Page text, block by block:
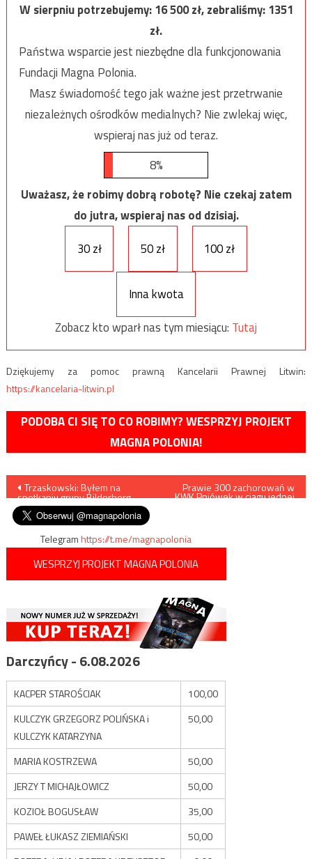
W sierpniu potrzebujemy:16 500zł, zebraliśmy:1351
zł.
Państwa wsparcie jest niezbędne dla funkcjonowania
Fundacji Magna Polonia.
Masz świadomość tego jak ważne jest przetrwanie
niezależnych ośrodków medialnych? Nie zwlekaj więc,
wspieraj nas już od teraz.
8%
Uważasz, że robimy dobrą robotę? Nie czekaj zatem
do jutra, wspieraj nas od dzisiaj.
30 zł
50 zł 100 zł
Inna kwota
Zobacz kto wparł nas tym miesiącu: Tutaj
Dziękujemy za pomoc prawną Kancelarii Prawnej Litwin:
https://kancelaria-litwin.pl
PODOBA CI SIĘ TO CO ROBIMY? WESPRZYJ PROJEKT
MAGNA POLONIA!
Nawigacja
wpisu
Trzaskowski: Byłem na
spotkaniu grupy Bilderberg
Prawie 300 zachorowań w
KWK Pniówek w ciągu jednej
Telegramhttps://t.me/magnapolonia
WESPRZYJ PROJEKT MAGNA POLONIA
Darczyńcy - 6.08.2026
KACPER STAROŚCIAK
100,00
KULCZYK GRZEGORZ POLIŃSKA i
KULCZYK KATARZYNA
50,00
MARIA KOSTRZEWA
50,00
JERZY T MICHAJŁOWICZ
50,00
KOZIOŁ BOGUSŁAW
35,00
PAWEŁ ŁUKASZ ZIEMIAŃSKI
50,00